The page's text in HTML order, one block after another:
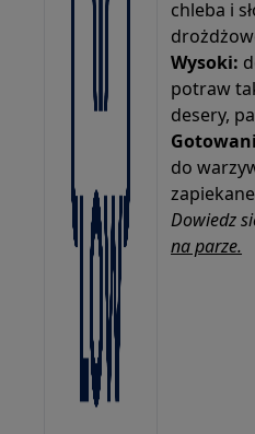
chleba i
Wysoki:
potraw
desery,
do
Dowiedz
na parze.